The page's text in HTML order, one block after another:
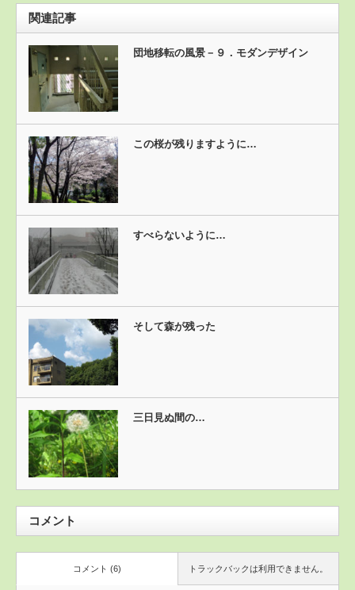
関連記事
団地移転の風景－９．モダンデザイン
この桜が残りますように…
すべらないように…
そして森が残った
三日見ぬ間の…
コメント
トラックバックは利用できません。
コメント (6)